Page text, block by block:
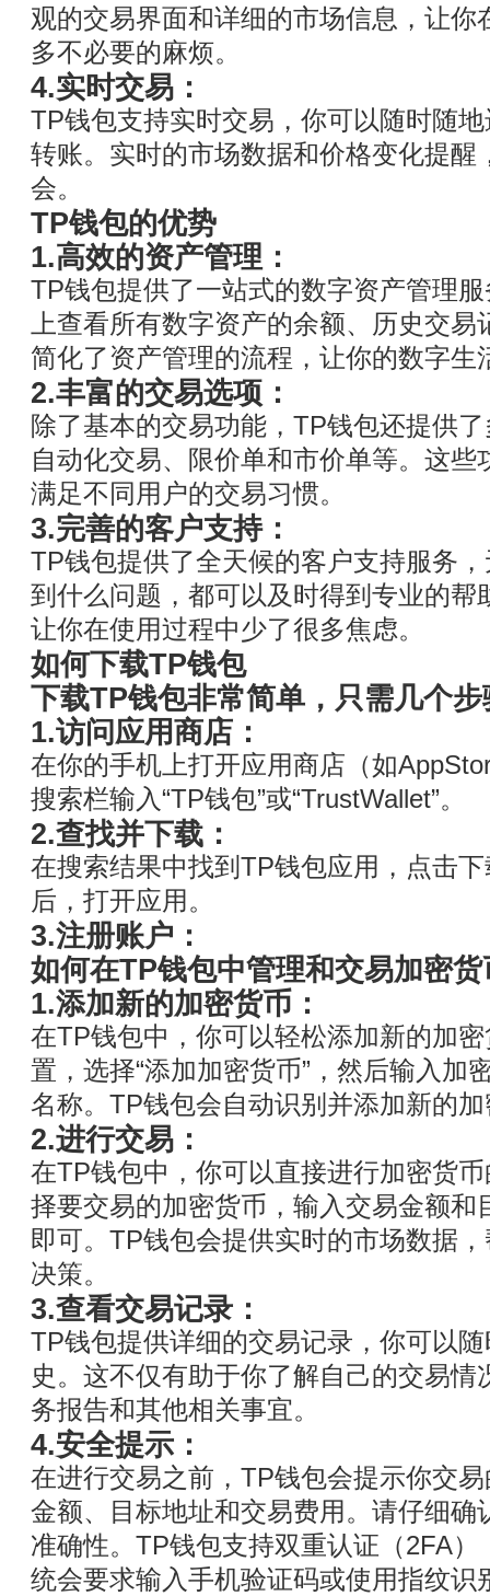
观的交易界面和详细的市场信息，让你
多不必要的麻烦。
4.实时交易：
TP钱包支持实时交易，你可以随时随
转账。实时的市场数据和价格变化提醒
会。
TP钱包的优势
1.高效的资产管理：
TP钱包提供了一站式的数字资产管理
上查看所有数字资产的余额、历史交
简化了资产管理的流程，让你的数字生
2.丰富的交易选项：
除了基本的交易功能，TP钱包还提供
自动化交易、限价单和市价单等。这些
满足不同用户的交易习惯。
3.完善的客户支持：
TP钱包提供了全天候的客户支持服务
到什么问题，都可以及时得到专业的帮
让你在使用过程中少了很多焦虑。
如何下载TP钱包
下载TP钱包非常简单，只需几个
1.访问应用商店：
在你的手机上打开应用商店（如
搜索栏输入“TP钱包”或“TrustWallet”。
2.查找并下载：
在搜索结果中找到TP钱包应用，点击
后，打开应用。
3.注册账户：
如何在TP钱包中管理和交易加密货
1.添加新的加密货币：
在TP钱包中，你可以轻松添加新的加
置，选择“添加加密货币”，然后输入加
名称。TP钱包会自动识别并添加新的
2.进行交易：
在TP钱包中，你可以直接进行加密货
择要交易的加密货币，输入交易金额和
即可。TP钱包会提供实时的市场数据
决策。
3.查看交易记录：
TP钱包提供详细的交易记录，你可以
史。这不仅有助于你了解自己的交易情
务报告和其他相关事宜。
4.安全提示：
在进行交易之前，TP钱包会提示你交
金额、目标地址和交易费用。请仔细确
准确性。TP钱包支持双重认证（2FA
统会要求输入手机验证码或使用指纹识